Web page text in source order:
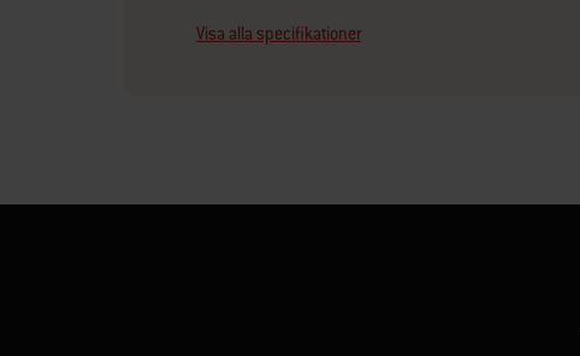
Visa alla specifikationer